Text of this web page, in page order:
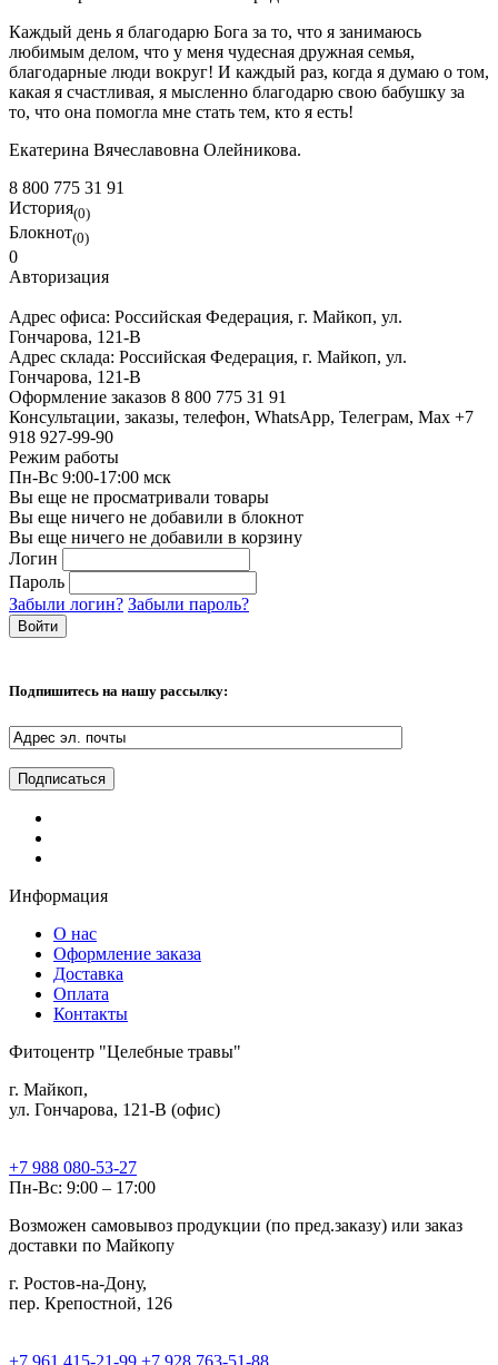
Каждый день я благодарю Бога за то, что я занимаюсь
любимым делом, что у меня чудесная дружная семья,
благодарные люди вокруг! И каждый раз, когда я думаю о том,
какая я счастливая, я мысленно благодарю свою бабушку за
то, что она помогла мне стать тем, кто я есть!
Екатерина Вячеславовна Олейникова.
8 800 775 31 91
История(0)
Блокнот(0)
0
Авторизация
Адрес офиса: Российская Федерация, г. Майкоп, ул.
Гончарова, 121-В
Адрес склада: Российская Федерация, г. Майкоп, ул.
Гончарова, 121-В
Оформление заказов 8 800 775 31 91
Консультации, заказы, телефон, WhatsApp, Телеграм, Мах +7
918 927-99-90
Режим работы
Пн-Вс 9:00-17:00 мск
Вы еще не просматривали товары
Вы еще ничего не добавили в блокнот
Вы еще ничего не добавили в корзину
Логин
Пароль
Забыли логин? Забыли пароль?
Подпишитесь на нашу рассылку:
Информация
О нас
Оформление заказа
Доставка
Оплата
Контакты
Фитоцентр "Целебные травы"
г. Майкоп,
ул. Гончарова, 121-В (офис)
+7 988 080-53-27
Пн-Вс: 9:00 – 17:00
Возможен самовывоз продукции (по пред.заказу) или заказ
доставки по Майкопу
г. Ростов-на-Дону,
пер. Крепостной, 126
+7 961 415-21-99 +7 928 763-51-88